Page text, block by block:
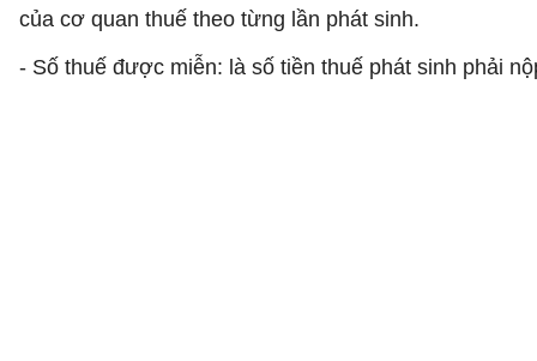
của cơ quan thuế theo từng lần phát sinh.
- Số thuế được miễn: là số tiền thuế phát sinh phải